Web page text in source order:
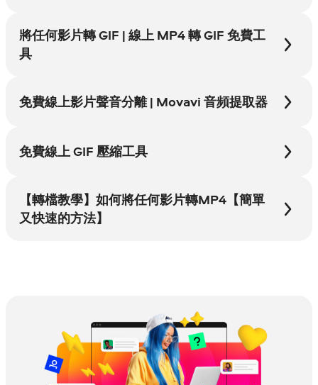
將任何影片轉 GIF | 線上 MP4 轉 GIF 免費工
具
免費線上影片聲音分離 | Movavi 音頻提取器
免費線上 GIF 壓縮工具
【轉檔教學】如何將任何影片轉MP4【簡單
又快速的方法】